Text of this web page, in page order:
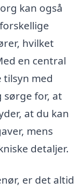
kan også
hvilket
en central
med
for, at
at du kan
mens
detaljer.
er det altid